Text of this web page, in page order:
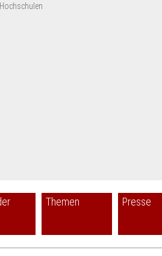
Hochschulen
Themen Presse